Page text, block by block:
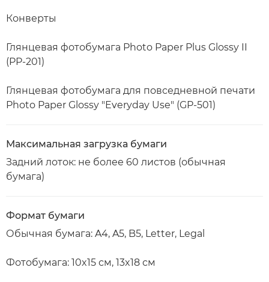
Конверты
Глянцевая фотобумага Photo Paper Plus Glossy II
(PP-201)
Глянцевая фотобумага для повседневной печати
Photo Paper Glossy "Everyday Use" (GP-501)
Максимальная загрузка бумаги
Задний лоток: не более 60 листов (обычная
бумага)
Формат бумаги
Обычная бумага: A4, A5, B5, Letter, Legal
Фотобумага: 10x15 см, 13x18 см